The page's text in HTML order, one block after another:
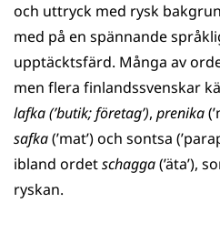
och uttryck med rysk
med på en spännande
upptäcktsfärd. Många av
men flera finlandssvenskar
lafka (’butik; företag’), prenika
safka(’mat’) och sontsa
ibland ordetschagga(’äta’),
ryskan.